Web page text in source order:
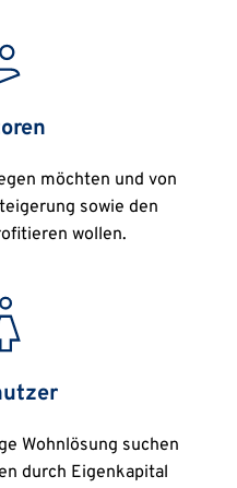
möchten und von
sowie den
wollen.
Wohnlösung suchen
durch Eigenkapital